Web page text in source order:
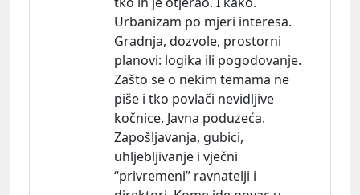
Urbanizam po mjeri interesa.
Gradnja, dozvole, prostorni
planovi: logika ili pogodovanje.
Zašto se o nekim temama ne
piše i tko povlači nevidljive
kočnice. Javna poduzeća.
Zapošljavanja, gubici,
uhljebljivanje i vječni
“privremeni” ravnatelji i